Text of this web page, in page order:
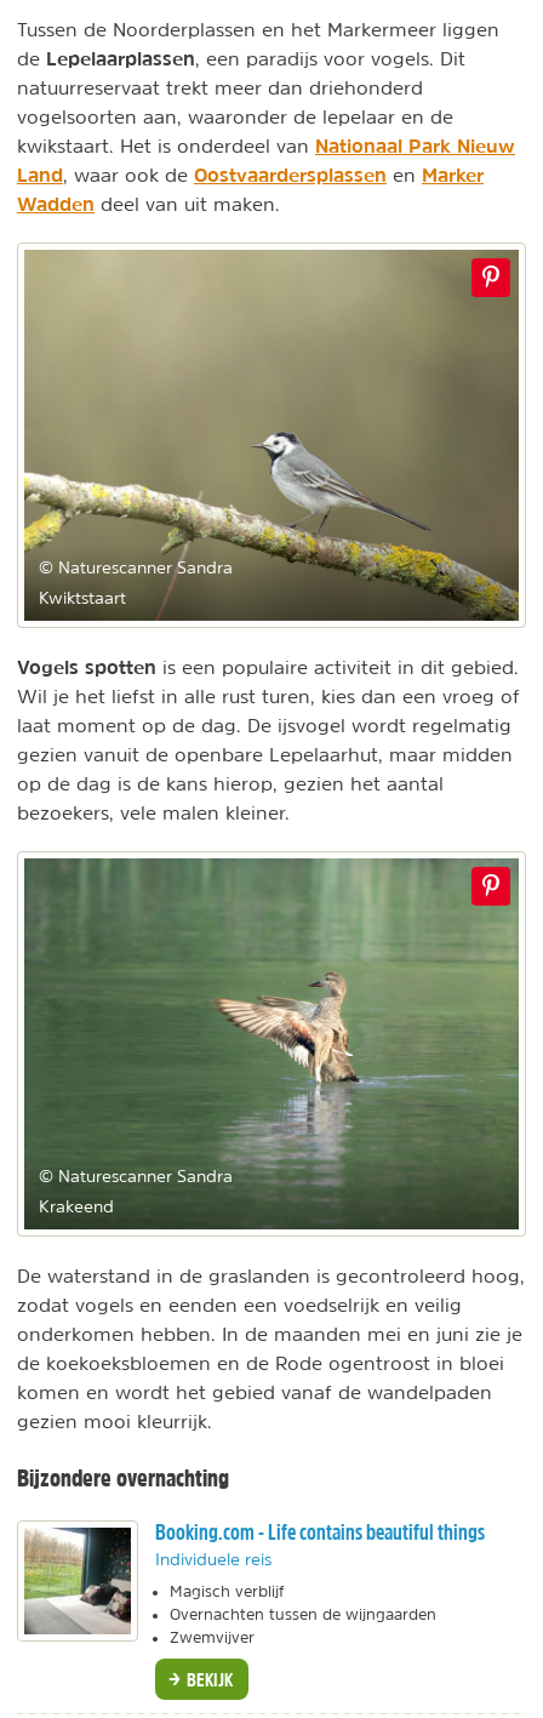
Tussen de Noorderplassen en het Markermeer liggen
de Lepelaarplassen , een paradijs voor vogels. Dit
natuurreservaat trekt meer dan driehonderd
vogelsoorten aan, waaronder de lepelaar en de
kwikstaart. Het is onderdeel van Nationaal Park Nieuw
Land , waar ook de Oostvaardersplassen en Marker
Wadden deel van uit maken.
© Naturescanner Sandra
Kwiktstaart
Vogels spotten is een populaire activiteit in dit gebied.
Wil je het liefst in alle rust turen, kies dan een vroeg of
laat moment op de dag. De ijsvogel wordt regelmatig
gezien vanuit de openbare Lepelaarhut, maar midden
op de dag is de kans hierop, gezien het aantal
bezoekers, vele malen kleiner.
© Naturescanner Sandra
Krakeend
De waterstand in de graslanden is gecontroleerd hoog,
zodat vogels en eenden een voedselrijk en veilig
onderkomen hebben. In de maanden mei en juni zie je
de koekoeksbloemen en de Rode ogentroost in bloei
komen en wordt het gebied vanaf de wandelpaden
gezien mooi kleurrijk.
Bijzondere overnachting
Booking.com - Life contains beautiful things
Individuele reis
Magisch verblijf
Overnachten tussen de wijngaarden
Zwemvijver
BEKIJK